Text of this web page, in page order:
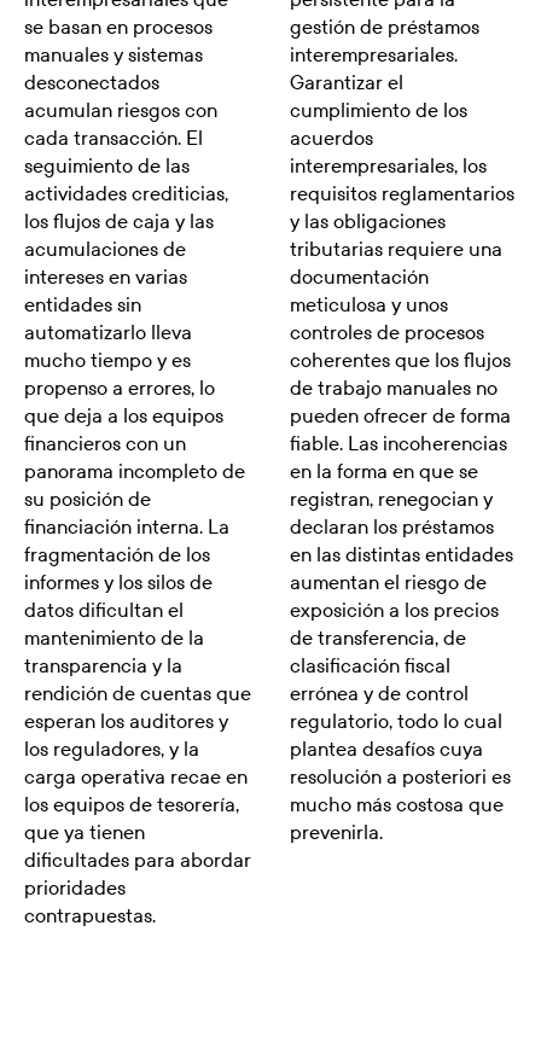
se basan en procesos
manuales y sistemas
desconectados
acumulan riesgos con
cada transacción. El
seguimiento de las
actividades crediticias,
los flujos de caja y las
acumulaciones de
intereses en varias
entidades sin
automatizarlo lleva
mucho tiempo y es
propenso a errores, lo
que deja a los equipos
financieros con un
panorama incompleto de
su posición de
financiación interna. La
fragmentación de los
informes y los silos de
datos dificultan el
mantenimiento de la
transparencia y la
rendición de cuentas que
esperan los auditores y
los reguladores, y la
carga operativa recae en
los equipos de tesorería,
que ya tienen
dificultades para abordar
prioridades
contrapuestas.
gestión de préstamos
interempresariales.
Garantizar el
cumplimiento de los
acuerdos
interempresariales, los
requisitos reglamentarios
y las obligaciones
tributarias requiere una
documentación
meticulosa y unos
controles de procesos
coherentes que los flujos
de trabajo manuales no
pueden ofrecer de forma
fiable. Las incoherencias
en la forma en que se
registran, renegocian y
declaran los préstamos
en las distintas entidades
aumentan el riesgo de
exposición a los precios
de transferencia, de
clasificación fiscal
errónea y de control
regulatorio, todo lo cual
plantea desafíos cuya
resolución a posteriori es
mucho más costosa que
prevenirla.